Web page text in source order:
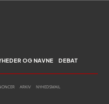
OG NAVNE DEBAT
ARKIV NYHEDSMAIL